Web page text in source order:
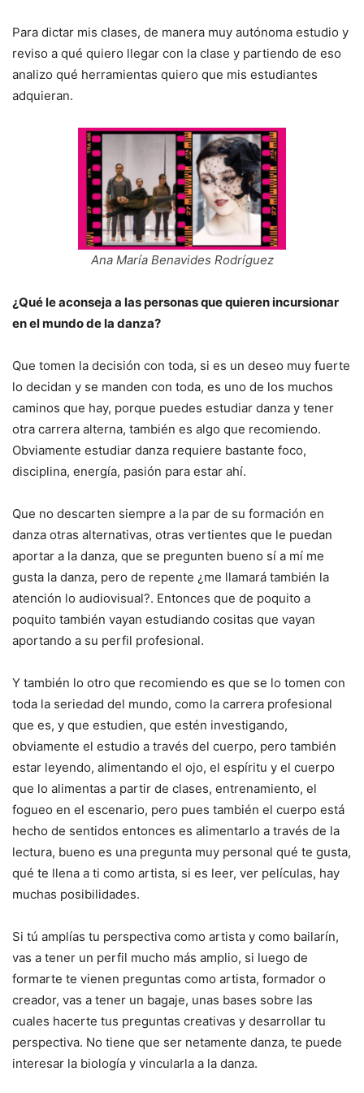
Para dictar mis clases, de manera muy autónoma estudio y
reviso a qué quiero llegar con la clase y partiendo de eso
analizo qué herramientas quiero que mis estudiantes
adquieran.
Ana María Benavides Rodríguez
¿Qué le aconseja a las personas que quieren incursionar
en el mundo de la danza?
Que tomen la decisión con toda, si es un deseo muy fuerte
lo decidan y se manden con toda, es uno de los muchos
caminos que hay, porque puedes estudiar danza y tener
otra carrera alterna, también es algo que recomiendo.
Obviamente estudiar danza requiere bastante foco,
disciplina, energía, pasión para estar ahí.
Que no descarten siempre a la par de su formación en
danza otras alternativas, otras vertientes que le puedan
aportar a la danza, que se pregunten bueno sí a mí me
gusta la danza, pero de repente ¿me llamará también la
atención lo audiovisual?. Entonces que de poquito a
poquito también vayan estudiando cositas que vayan
aportando a su perfil profesional.
Y también lo otro que recomiendo es que se lo tomen con
toda la seriedad del mundo, como la carrera profesional
que es, y que estudien, que estén investigando,
obviamente el estudio a través del cuerpo, pero también
estar leyendo, alimentando el ojo, el espíritu y el cuerpo
que lo alimentas a partir de clases, entrenamiento, el
fogueo en el escenario, pero pues también el cuerpo está
hecho de sentidos entonces es alimentarlo a través de la
lectura, bueno es una pregunta muy personal qué te gusta,
qué te llena a ti como artista, si es leer, ver películas, hay
muchas posibilidades.
Si tú amplías tu perspectiva como artista y como bailarín,
vas a tener un perfil mucho más amplio, si luego de
formarte te vienen preguntas como artista, formador o
creador, vas a tener un bagaje, unas bases sobre las
cuales hacerte tus preguntas creativas y desarrollar tu
perspectiva. No tiene que ser netamente danza, te puede
interesar la biología y vincularla a la danza.